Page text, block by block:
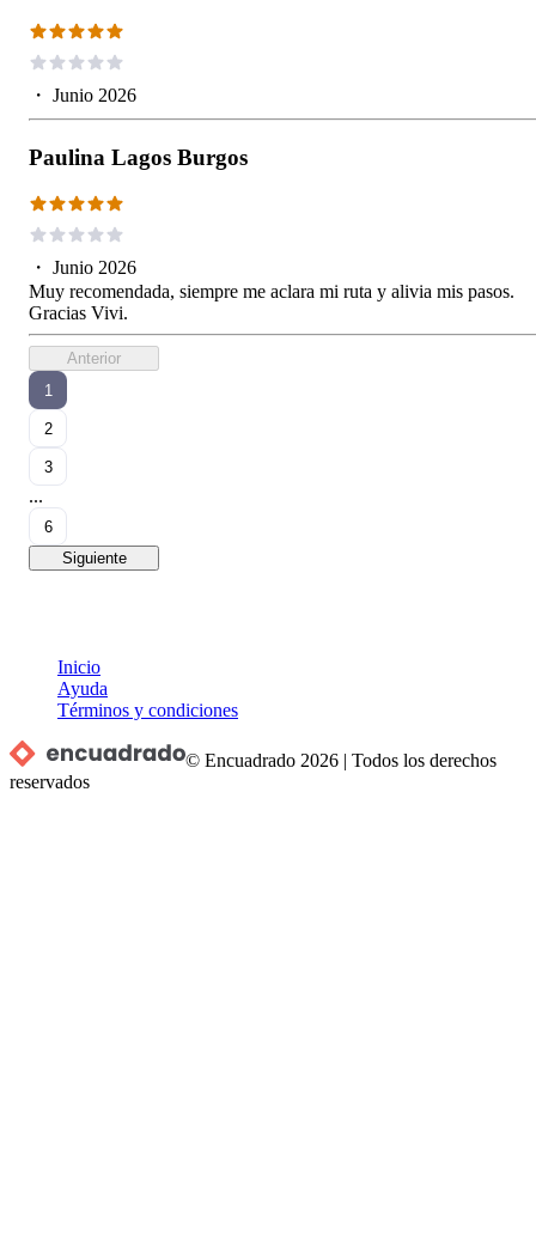
・ Junio 2026
Paulina Lagos Burgos
・ Junio 2026
Muy recomendada, siempre me aclara mi ruta y alivia mis pasos.
Gracias Vivi.
Anterior
1
2
3
...
6
Siguiente
Inicio
Ayuda
Términos y condiciones
© Encuadrado 2026 |Todos los derechos
reservados